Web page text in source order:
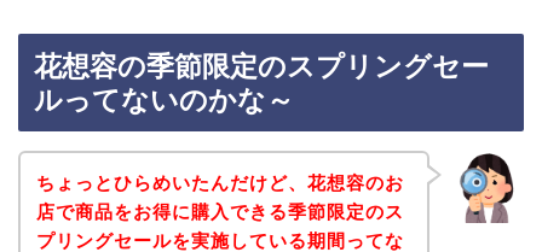
花想容の季節限定のスプリングセー
ルってないのかな～
ちょっとひらめいたんだけど、花想容のお
店で商品をお得に購入できる季節限定のス
プリングセールを実施している期間ってな